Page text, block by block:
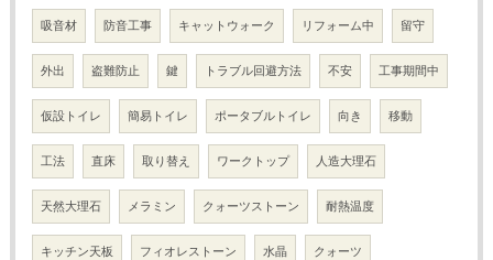
吸音材 防音工事 キャットウォーク リフォーム中 留守
外出 盗難防止 鍵 トラブル回避方法 不安 工事期間中
仮設トイレ 簡易トイレ ポータブルトイレ 向き 移動
工法 直床 取り替え ワークトップ 人造大理石
天然大理石 メラミン クォーツストーン 耐熱温度
キッチン天板 フィオレストーン 水晶 クォーツ